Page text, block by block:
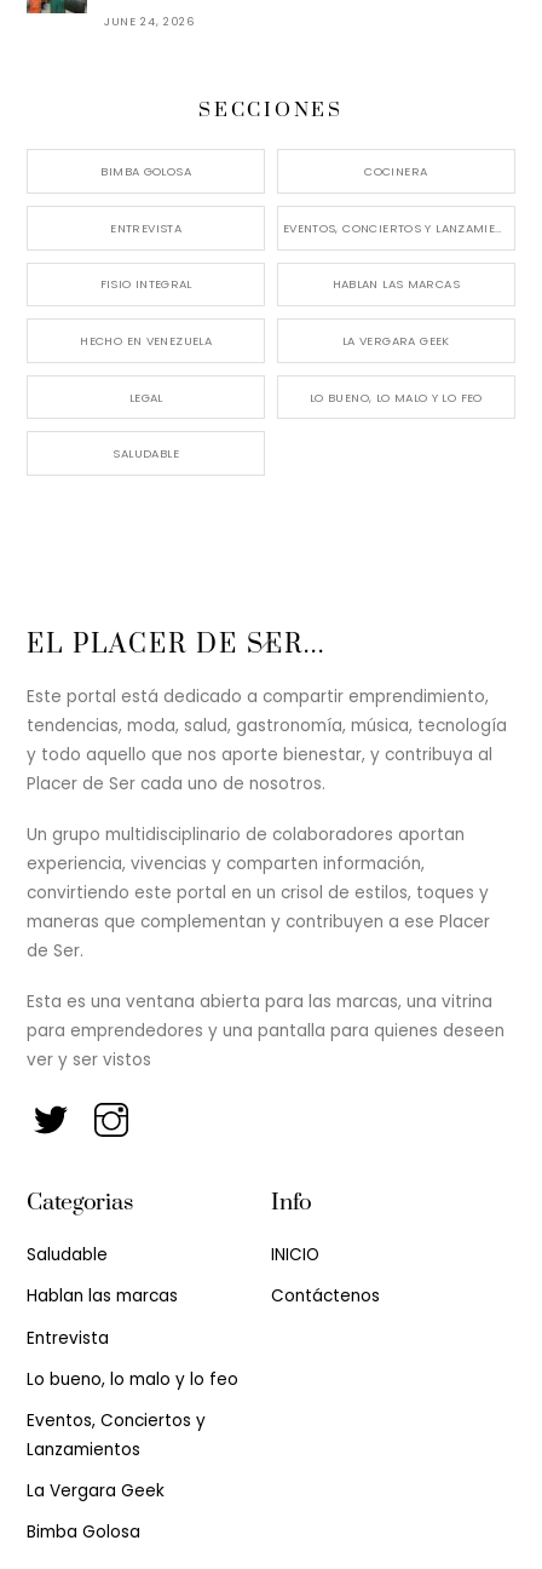
JUNE 24, 2026
SECCIONES
BIMBA GOLOSA COCINERA
ENTREVISTA EVENTOS, CONCIERTOS Y LANZAMIENTOS
FISIO INTEGRAL HABLAN LAS MARCAS
HECHO EN VENEZUELA LA VERGARA GEEK
LEGAL LO BUENO, LO MALO Y LO FEO
SALUDABLE
Back
Top
EL PLACER DE SER...
Este portal está dedicado a compartir emprendimiento,
tendencias, moda, salud, gastronomía, música, tecnología
y todo aquello que nos aporte bienestar, y contribuya al
Placer de Ser cada uno de nosotros.
Un grupo multidisciplinario de colaboradores aportan
experiencia, vivencias y comparten información,
convirtiendo este portal en un crisol de estilos, toques y
maneras que complementan y contribuyen a ese Placer
de Ser.
Esta es una ventana abierta para las marcas, una vitrina
para emprendedores y una pantalla para quienes deseen
ver y ser vistos
Categorias
Saludable
Hablan las marcas
Entrevista
Lo bueno, lo malo y lo feo
Eventos, Conciertos y
Lanzamientos
La Vergara Geek
Bimba Golosa
Info
INICIO
Contáctenos